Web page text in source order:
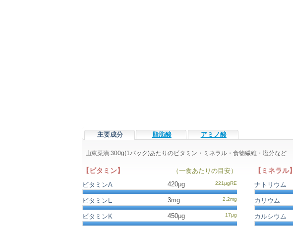
主要成分 脂肪酸 アミノ酸
山東菜漬:300g(1パック)あたりのビタミン・ミネラル・食物繊維・塩分など
【ビタミン】
（一食あたりの目安）
ビタミンA
420μg
ビタミンE 3mg
ビタミンK 450μg
【ミネラル】
ナトリウム
カリウム
カルシウム